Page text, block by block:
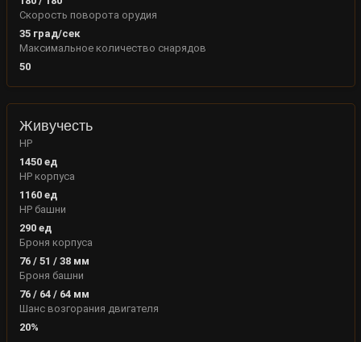
Скорость поворота орудия
35град/сек
Максимальное количество снарядов
50
Живучесть
HP
1450ед
HP корпуса
1160ед
HP башни
290ед
Броня корпуса
76/ 51 / 38мм
Броня башни
76 / 64 / 64 мм
Шанс возгорания двигателя
20%